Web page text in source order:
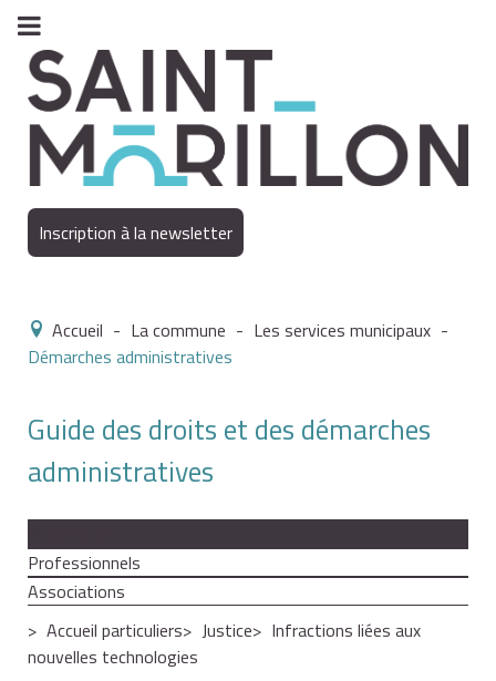
Inscription à la newsletter
Accueil - La commune - Les services municipaux -
Démarches administratives
Guide des droits et des démarches
administratives
Professionnels
Associations
Accueil particuliers
Justice
Infractions liées aux
nouvelles technologies